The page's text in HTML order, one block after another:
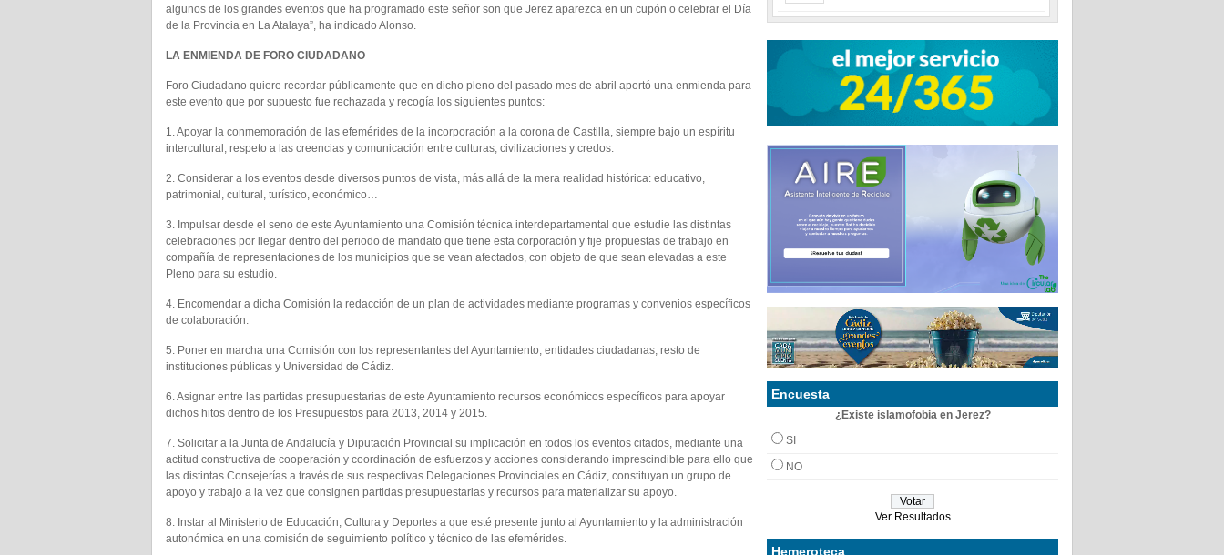
algunos de los grandes eventos que ha programado este señor son que Jerez aparezca en un cupón o celebrar el Día
de la Provincia en La Atalaya”, ha indicado Alonso.
LA ENMIENDA DE FORO CIUDADANO
Foro Ciudadano quiere recordar públicamente que en dicho pleno del pasado mes de abril aportó una enmienda para
este evento que por supuesto fue rechazada y recogía los siguientes puntos:
1. Apoyar la conmemoración de las efemérides de la incorporación a la corona de Castilla, siempre bajo un espíritu
intercultural, respeto a las creencias y comunicación entre culturas, civilizaciones y credos.
2. Considerar a los eventos desde diversos puntos de vista, más allá de la mera realidad histórica: educativo,
patrimonial, cultural, turístico, económico…
3. Impulsar desde el seno de este Ayuntamiento una Comisión técnica interdepartamental que estudie las distintas
celebraciones por llegar dentro del periodo de mandato que tiene esta corporación y fije propuestas de trabajo en
compañía de representaciones de los municipios que se vean afectados, con objeto de que sean elevadas a este
Pleno para su estudio.
4. Encomendar a dicha Comisión la redacción de un plan de actividades mediante programas y convenios específicos
de colaboración.
5. Poner en marcha una Comisión con los representantes del Ayuntamiento, entidades ciudadanas, resto de
instituciones públicas y Universidad de Cádiz.
6. Asignar entre las partidas presupuestarias de este Ayuntamiento recursos económicos específicos para apoyar
dichos hitos dentro de los Presupuestos para 2013, 2014 y 2015.
7. Solicitar a la Junta de Andalucía y Diputación Provincial su implicación en todos los eventos citados, mediante una
actitud constructiva de cooperación y coordinación de esfuerzos y acciones considerando imprescindible para ello que
las distintas Consejerías a través de sus respectivas Delegaciones Provinciales en Cádiz, constituyan un grupo de
apoyo y trabajo a la vez que consignen partidas presupuestarias y recursos para materializar su apoyo.
8. Instar al Ministerio de Educación, Cultura y Deportes a que esté presente junto al Ayuntamiento y la administración
autonómica en una comisión de seguimiento político y técnico de las efemérides.
Encuesta
¿Existe islamofobia en Jerez?
SI
NO
Ver Resultados
Hemeroteca